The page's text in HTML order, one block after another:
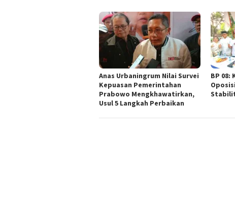
Anas Urbaningrum Nilai Survei
Kepuasan Pemerintahan
Prabowo Mengkhawatirkan,
Usul 5 Langkah Perbaikan
BP 08: